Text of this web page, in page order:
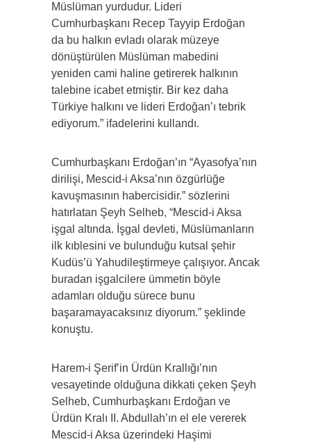
Müslüman yurdudur. Lideri
Cumhurbaşkanı Recep Tayyip Erdoğan
da bu halkın evladı olarak müzeye
dönüştürülen Müslüman mabedini
yeniden cami haline getirerek halkının
talebine icabet etmiştir. Bir kez daha
Türkiye halkını ve lideri Erdoğan’ı tebrik
ediyorum.” ifadelerini kullandı.
Cumhurbaşkanı Erdoğan’ın “Ayasofya’nın
dirilişi, Mescid-i Aksa’nın özgürlüğe
kavuşmasının habercisidir.” sözlerini
hatırlatan Şeyh Selheb, “Mescid-i Aksa
işgal altında. İşgal devleti, Müslümanların
ilk kıblesini ve bulunduğu kutsal şehir
Kudüs’ü Yahudileştirmeye çalışıyor. Ancak
buradan işgalcilere ümmetin böyle
adamları olduğu sürece bunu
başaramayacaksınız diyorum.” şeklinde
konuştu.
Harem-i Şerif’in Ürdün Krallığı’nın
vesayetinde olduğuna dikkati çeken Şeyh
Selheb, Cumhurbaşkanı Erdoğan ve
Ürdün Kralı II. Abdullah’ın el ele vererek
Mescid-i Aksa üzerindeki Haşimi